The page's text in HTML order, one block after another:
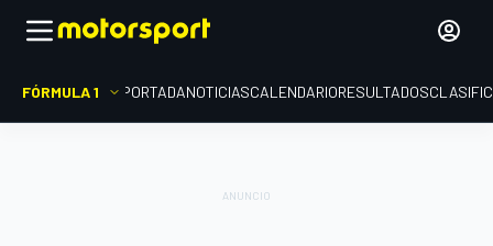
FÓRMULA 1 PORTADANOTICIASCALENDARIORESULTADOS